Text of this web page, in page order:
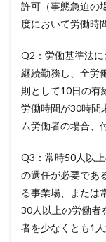
許可（事態急迫の
度において労働時
Q2：労働基準法
継続勤務し、全労
則として10日の有
労働時間が30時間
ム労働者の場合、
Q3：常時50人以
の選任が必要であ
る事業場、または
30人以上の労働者
者を少なくとも1